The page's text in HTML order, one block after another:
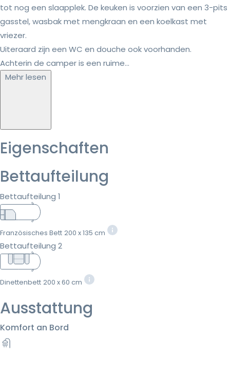
tot nog een slaapplek. De keuken is voorzien van een 3-pits
gasstel, wasbak met mengkraan en een koelkast met
vriezer.
Uiteraard zijn een WC en douche ook voorhanden.
Achterin de camper is een ruime...
Mehr lesen
Eigenschaften
Bettaufteilung
Bettaufteilung 1
Französisches Bett 200 x 135 cm
Bettaufteilung 2
Dinettenbett 200 x 60 cm
Ausstattung
Komfort an Bord